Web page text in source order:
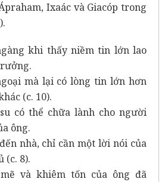
Ixaác và Giacóp trong
khi thấy niềm tin lớn lao
mà lại có lòng tin lớn hơn
(c. 10).
có thể chữa lành cho người
ông.
nhà, chỉ cần một lời nói của
(c. 8).
và khiêm tốn của ông đã